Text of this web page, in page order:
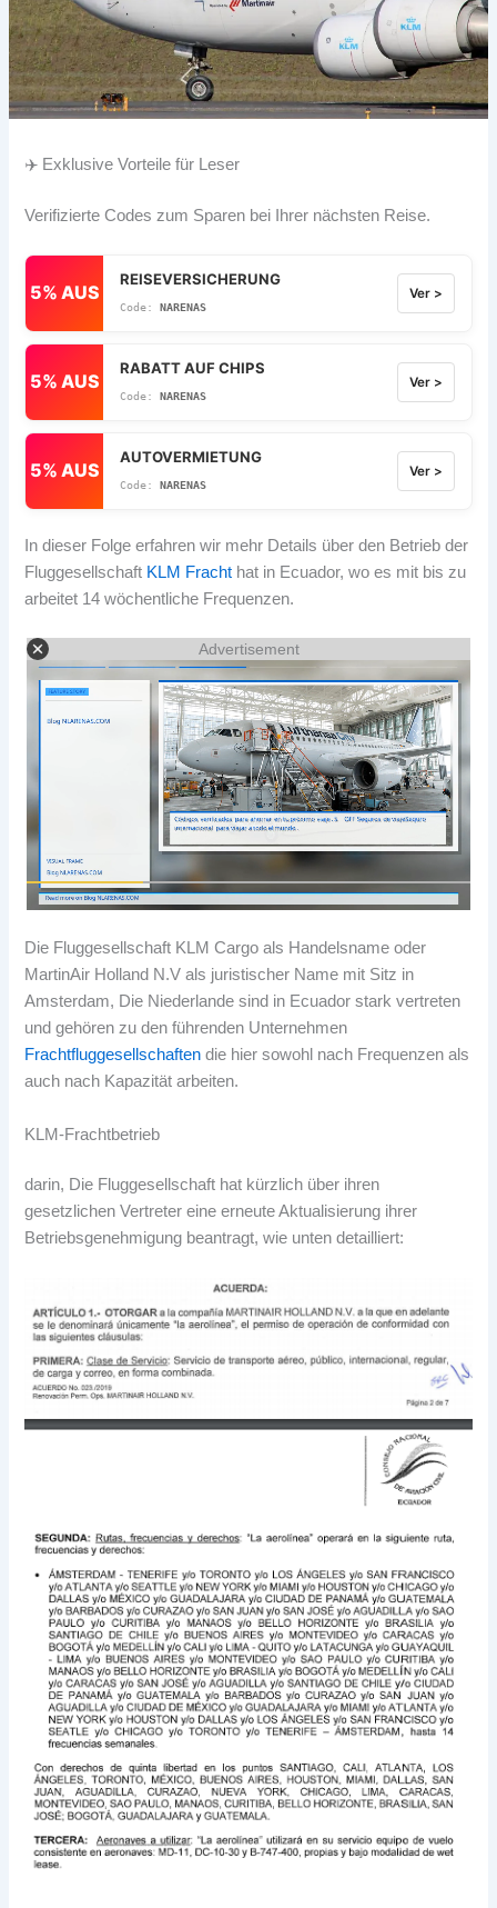
✈️ Exklusive Vorteile für Leser
Verifizierte Codes zum Sparen bei Ihrer nächsten Reise.
5% AUS
REISEVERSICHERUNG
NARENAS
Ver >
5% AUS
RABATT AUF CHIPS
NARENAS
Ver >
5% AUS
AUTOVERMIETUNG
NARENAS
Ver >
In dieser Folge erfahren wir mehr Details über den Betrieb der
Fluggesellschaft KLM Fracht hat in Ecuador, wo es mit bis zu
arbeitet 14 wöchentliche Frequenzen.
Advertisement
Die Fluggesellschaft KLM Cargo als Handelsname oder
MartinAir Holland N.V als juristischer Name mit Sitz in
Amsterdam, Die Niederlande sind in Ecuador stark vertreten
und gehören zu den führenden Unternehmen
Frachtfluggesellschaften die hier sowohl nach Frequenzen als
auch nach Kapazität arbeiten.
KLM-Frachtbetrieb
darin, Die Fluggesellschaft hat kürzlich über ihren
gesetzlichen Vertreter eine erneute Aktualisierung ihrer
Betriebsgenehmigung beantragt, wie unten detailliert: